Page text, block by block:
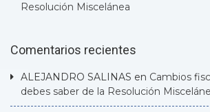
Resolución Miscelánea
Comentarios recientes
ALEJANDRO SALINAS en Cambios
debes saber de la Resolución